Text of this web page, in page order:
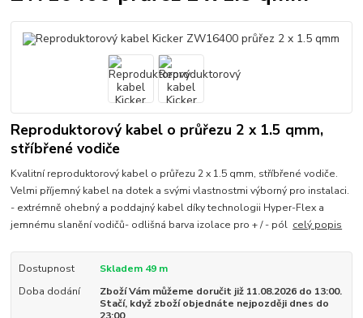
Reproduktorový kabel o průřezu 2 x 1.5 qmm,
stříbřené vodiče
Kvalitní reproduktorový kabel o průřezu 2 x 1.5 qmm, stříbřené vodiče.
Velmi příjemný kabel na dotek a svými vlastnostmi výborný pro instalaci.
- extrémně ohebný a poddajný kabel díky technologii Hyper-Flex a
jemnému slanění vodičů- odlišná barva izolace pro + / - pól celý popis
Dostupnost
Skladem 49 m
Doba dodání
Zboží Vám můžeme doručit již 11.08.2026 do 13:00.
Stačí, když zboží objednáte nejpozději dnes do